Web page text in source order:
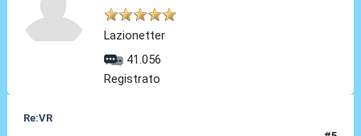
Lazionetter
41.056
Registrato
Re:VR